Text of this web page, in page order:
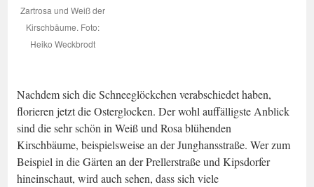
Zartrosa und Weiß der
Kirschbäume. Foto:
Heiko Weckbrodt
Nachdem sich die Schneeglöckchen verabschiedet haben,
florieren jetzt die Osterglocken. Der wohl auffälligste Anblick
sind die sehr schön in Weiß und Rosa blühenden
Kirschbäume, beispielsweise an der Junghansstraße. Wer zum
Beispiel in die Gärten an der Prellerstraße und Kipsdorfer
hineinschaut, wird auch sehen, dass sich viele